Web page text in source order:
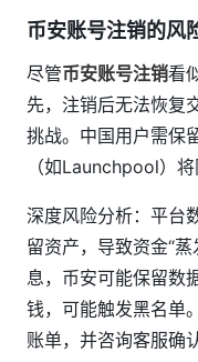
币安账号注销的风
尽管币安账号注销看
先，注销后无法恢复
挑战。中国用户需保
（如Launchpool）
深度风险分析：平台
留资产，导致资金“
息，币安可能保留数
钱，可能触发黑名单
账单，并咨询客服确